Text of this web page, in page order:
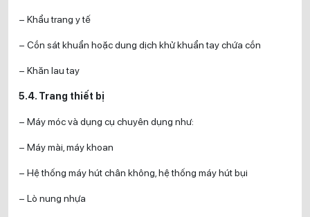
– Khẩu trang y tế
– Cồn sát khuẩn hoặc dung dịch khử khuẩn tay chứa cồn
– Khăn lau tay
5.4. Trang thiết bị
– Máy móc và dụng cụ chuyên dụng như:
– Máy mài, máy khoan
– Hệ thống máy hút chân không, hệ thống máy hút bụi
– Lò nung nhựa